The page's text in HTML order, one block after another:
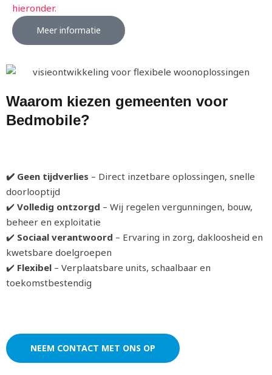
hieronder.
Meer informatie
Waarom kiezen gemeenten voor
Bedmobile?
✔️ Geen tijdverlies – Direct inzetbare oplossingen, snelle
doorlooptijd
✔️ Volledig ontzorgd – Wij regelen vergunningen, bouw,
beheer en exploitatie
✔️ Sociaal verantwoord – Ervaring in zorg, dakloosheid en
kwetsbare doelgroepen
✔️ Flexibel – Verplaatsbare units, schaalbaar en
toekomstbestendig
NEEM CONTACT MET ONS OP